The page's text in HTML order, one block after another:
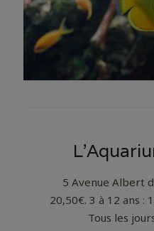
5 Avenue Albert
20,50€. 3 à 12 ans :
Tous les